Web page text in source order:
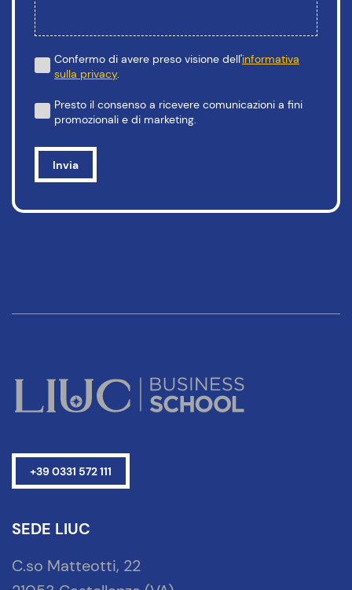
Confermo di avere preso visione dell'informativa
sulla privacy.
Presto il consenso a ricevere comunicazioni a fini
promozionali e di marketing.
+39 0331 572 111
SEDE LIUC
C.so Matteotti, 22